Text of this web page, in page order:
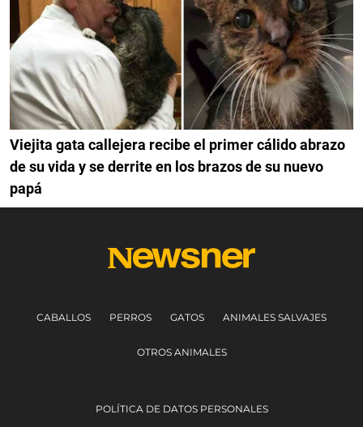
Viejita gata callejera recibe el primer cálido abrazo
de su vida y se derrite en los brazos de su nuevo
papá
CABALLOS PERROS GATOS ANIMALES SALVAJES
OTROS ANIMALES
POLÍTICA DE DATOS PERSONALES